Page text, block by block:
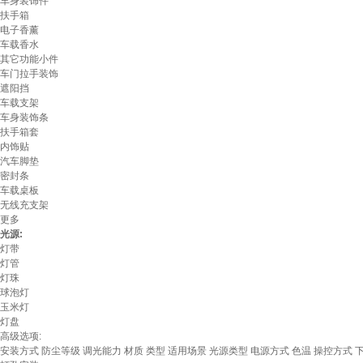
扶手箱
电子香薰
车载香水
其它功能小件
车门拉手装饰
遮阳挡
车载支架
车身装饰条
扶手箱套
内饰贴
汽车脚垫
密封条
车载桌板
无线充支架
更多
光源:
灯带
灯管
灯珠
球泡灯
玉米灯
灯盘
高级选项:
安装方式 防尘等级 调光能力 材质 类型 适用场景 光源类型 电源方式 色温 操控方式